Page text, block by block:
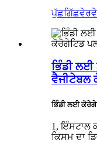
ਪੁੱਛਗਿੱਛਵੇਰਵੇ
ਭਿੰਡੀ
ਵੈਜੀਟੇਬਲ
ਭਿੰਡੀ ਲਈ
1, ਇੰਸਟਾਲ
ਕਿਸਮ ਦਾ